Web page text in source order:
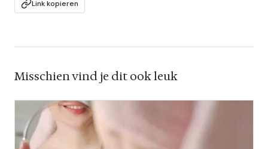
Link kopieren
Misschien vind je dit ook leuk